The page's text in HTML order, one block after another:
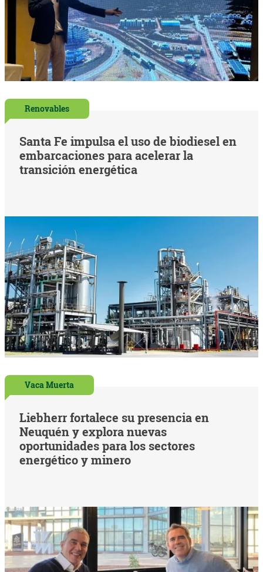
Renovables
Santa Fe impulsa el uso de biodiesel en
embarcaciones para acelerar la
transición energética
Vaca Muerta
Liebherr fortalece su presencia en
Neuquén y explora nuevas
oportunidades para los sectores
energético y minero